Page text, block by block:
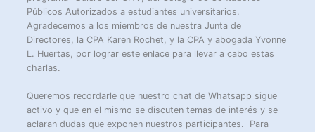
Públicos Autorizados a estudiantes universitarios.
Agradecemos a los miembros de nuestra Junta de
Directores, la CPA Karen Rochet, y la CPA y abogada Yvonne
L. Huertas, por lograr este enlace para llevar a cabo estas
charlas.
Queremos recordarle que nuestro chat de Whatsapp sigue
activo y que en el mismo se discuten temas de interés y se
aclaran dudas que exponen nuestros participantes. Para